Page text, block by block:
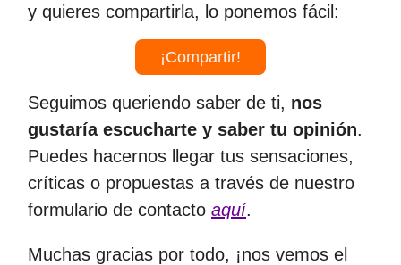
y quieres compartirla, lo ponemos fácil:
¡Compartir!
Seguimos queriendo saber de ti, nos
gustaría escucharte y saber tu opinión.
Puedes hacernos llegar tus sensaciones,
críticas o propuestas a través de nuestro
formulario de contacto aquí.
Muchas gracias por todo, ¡nos vemos el